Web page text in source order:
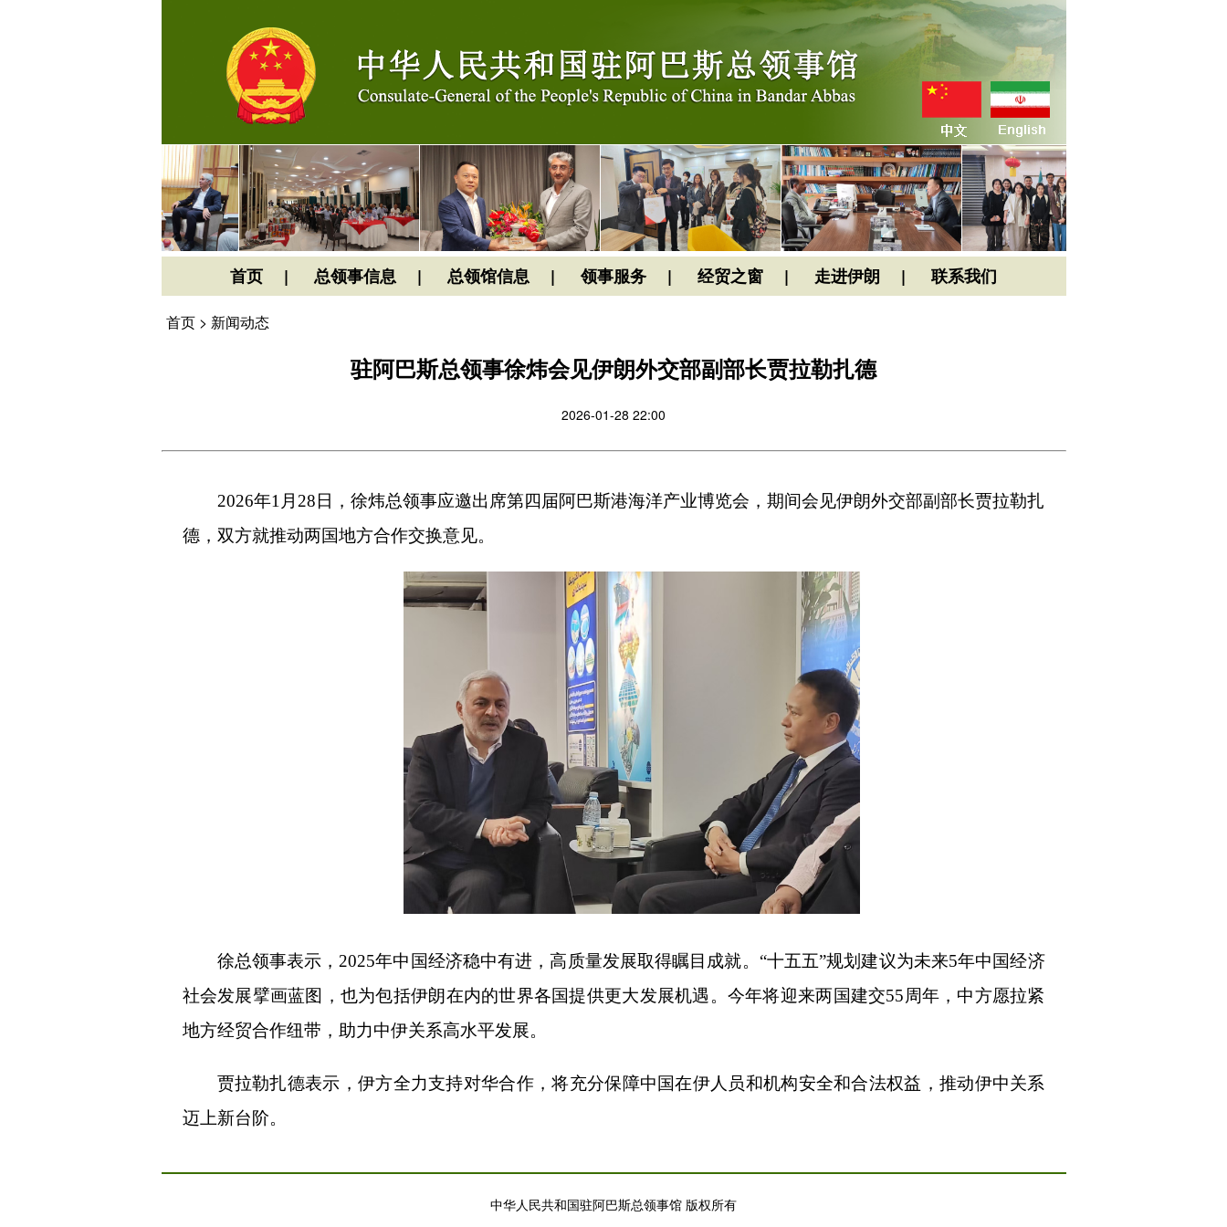
首页 总领事信息 总领馆信息 领事服务 经贸之窗 走进伊朗 联系我们
首页> 新闻动态
驻阿巴斯总领事徐炜会见伊朗外交部副部长贾拉勒扎德
2026-01-28 22:00
2026年1月28日，徐炜总领事应邀出席第四届阿巴斯港海洋产业博览会，期间会见伊朗外交部副部长贾拉勒扎
德，双方就推动两国地方合作交换意见。
徐总领事表示，2025年中国经济稳中有进，高质量发展取得瞩目成就。“十五五”规划建议为未来5年中国经济
社会发展擘画蓝图，也为包括伊朗在内的世界各国提供更大发展机遇。今年将迎来两国建交55周年，中方愿拉紧
地方经贸合作纽带，助力中伊关系高水平发展。
贾拉勒扎德表示，伊方全力支持对华合作，将充分保障中国在伊人员和机构安全和合法权益，推动伊中关系
迈上新台阶。
中华人民共和国驻阿巴斯总领事馆 版权所有